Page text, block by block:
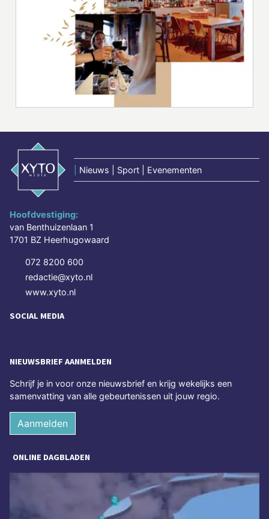
Nieuws | Sport | Evenementen
Hoofdvestiging:
van Benthuizenlaan 1
1701 BZ Heerhugowaard
072 8200 600
redactie@xyto.nl
www.xyto.nl
SOCIAL MEDIA
NIEUWSBRIEF AANMELDEN
Schrijf je in voor onze nieuwsbrief en krijg wekelijks een
samenvatting van alle gebeurtenissen uit jouw regio.
Aanmelden
ONLINE DAGBLADEN